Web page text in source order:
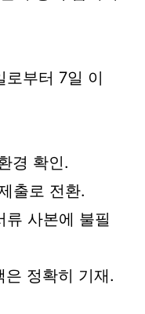
부터 7일 이
경 확인.
출로 전환.
사본에 불필
정확히 기재.